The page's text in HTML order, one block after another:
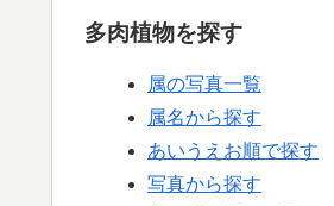
多肉植物を探す
属の写真一覧
属名から探す
あいうえお順で探す
写真から探す